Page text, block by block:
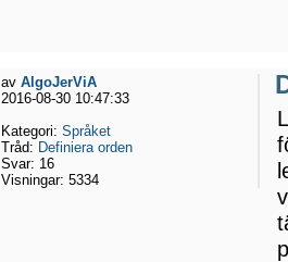
av AlgoJerViA
2016-08-30 10:47:33
Kategori: Språket
Tråd: Definiera orden
Svar: 16
Visningar: 5334